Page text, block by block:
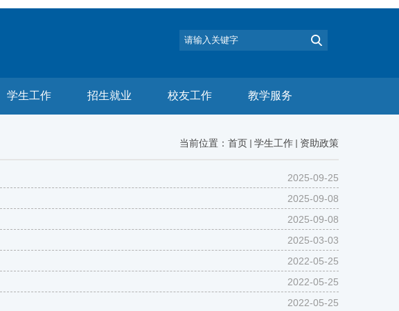
学生工作 招生就业 校友工作 教学服务
当前位置： 首页 学生工作 资助政策
2025-09-25
2025-09-08
2025-09-08
2025-03-03
2022-05-25
2022-05-25
2022-05-25